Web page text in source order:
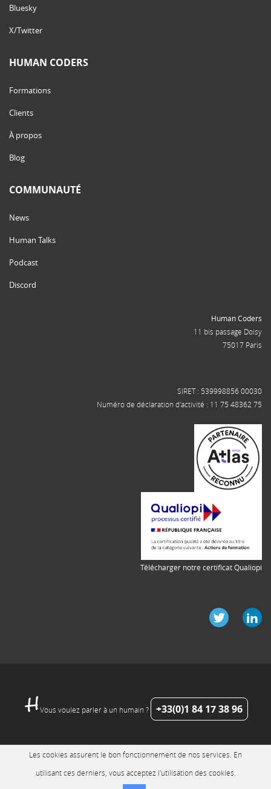
Bluesky
X/Twitter
HUMAN CODERS
Formations
Clients
À propos
Blog
COMMUNAUTÉ
News
Human Talks
Podcast
Discord
Human Coders
11 bis passage Doisy
75017 Paris
SIRET : 539998856 00030
Numéro de déclaration d'activité : 11 75 48362 75
Télécharger notre certificat Qualiopi
Vous voulez parler à un humain ? +33(0)1 84 17 38 96
Les cookies assurent le bon fonctionnement de nos services. En
utilisant ces derniers, vous acceptez l'utilisation des cookies.